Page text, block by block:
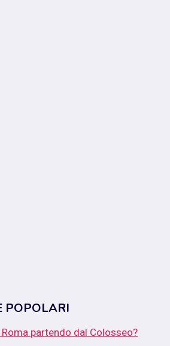
POPOLARI
partendo dal Colosseo?